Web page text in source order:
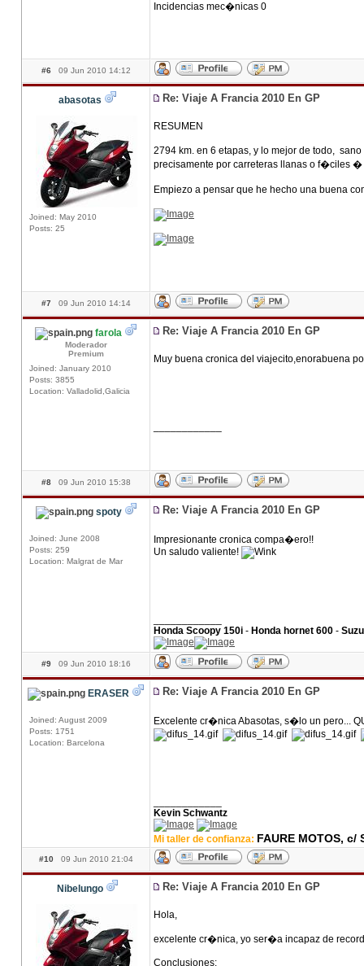
Incidencias mec�nicas 0
#6 09 Jun 2010 14:12
abasotas
Joined: May 2010
Posts: 25
Re: Viaje A Francia 2010 En GP
RESUMEN
2794 km. en 6 etapas, y lo mejor de todo,
precisamente por carreteras llanas o f�ciles
Empiezo a pensar que he hecho una buena
#7 09 Jun 2010 14:14
farola
Moderador
Premium
Joined: January 2010
Posts: 3855
Location: Valladolid,Galicia
Re: Viaje A Francia 2010 En GP
Muy buena cronica del viajecito,enorabuena
#8 09 Jun 2010 15:38
spoty
Joined: June 2008
Posts: 259
Location: Malgrat de Mar
Re: Viaje A Francia 2010 En GP
Impresionante cronica compa�ero!!
Un saludo valiente!
Honda Scoopy 150i - Honda hornet 600 -
#9 09 Jun 2010 18:16
ERASER
Joined: August 2009
Posts: 1751
Location: Barcelona
Re: Viaje A Francia 2010 En GP
Excelente cr�nica Abasotas, s�lo un pero...
Kevin Schwantz
Mi taller de confianza: FAURE MOTOS,
#10 09 Jun 2010 21:04
Nibelungo Re: Viaje A Francia 2010 En GP
Hola,
excelente cr�nica, yo ser�a incapaz de
Conclusiones: